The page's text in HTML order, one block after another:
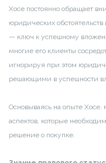
Хосе постоянно обращает
юридических обстоятельств
— ключ к успешному
многие его клиенты
игнорируя при этом
решающими в успешности
Основываясь на опыте
аспектов, которые
решение о покупке.